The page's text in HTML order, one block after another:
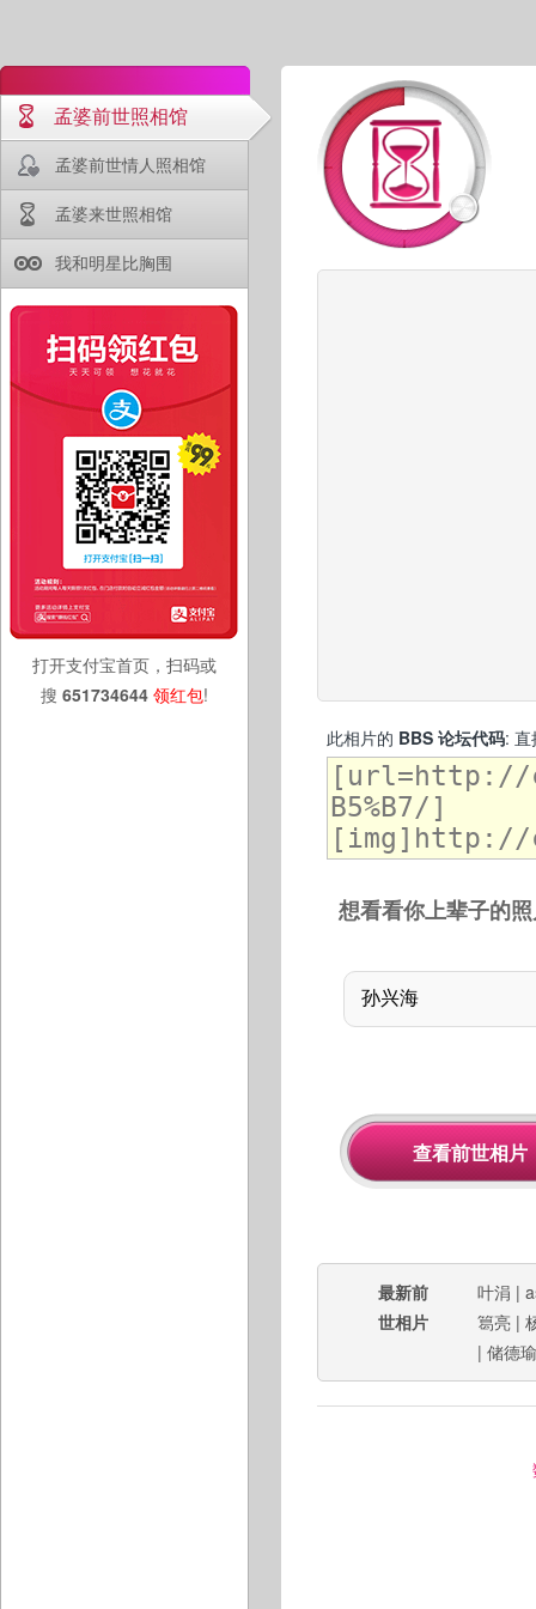
孟婆前世照相馆
孟婆前世情人照相馆
孟婆来世照相馆
我和明星比胸围
打开支付宝首页，扫码或
搜 651734644 领红包!
此相片的 BBS 论坛代码: 直
想看看你上辈子的
最新前
世相片
叶涓 |
䈓亮 |
| 储德瑜